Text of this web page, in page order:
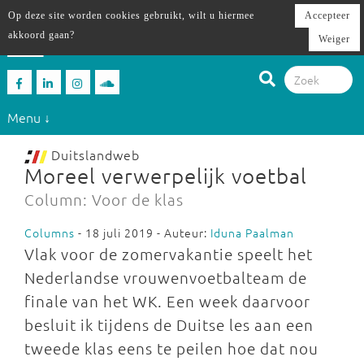
Menu ↓
Duitslandweb
Moreel verwerpelijk voetbal
Column: Voor de klas
Columns - 18 juli 2019 - Auteur: Iduna Paalman
Vlak voor de zomervakantie speelt het
Nederlandse vrouwenvoetbalteam de
finale van het WK. Een week daarvoor
besluit ik tijdens de Duitse les aan een
tweede klas eens te peilen hoe dat nou
Op deze site worden cookies gebruikt, wilt u hiermee
akkoord gaan?
Accepteer
Weiger